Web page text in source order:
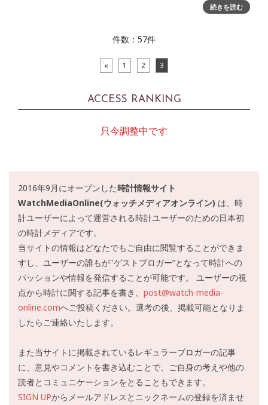
RW1212搭載の機械式時計「フリーランサー」に 大胆なグリ
続きを読む
件数：57件
« 1 2 3
ACCESS RANKING
只今調整中です
2016年9月にオープンした時計情報サイト
WatchMediaOnline(ウォッチメディアオンライン) は、時
計ユーザーによって運営される時計ユーザーのための日本初
の時計メディアです。
当サイトの情報はどなたでもご自由に閲覧することができま
すし、ユーザーの誰もが"ゲストブロガー”となって時計への
パッションや情報を発信することが可能です。 ユーザーの視
点から時計に関する記事を書き、 post@watch-media-
online.comへご投稿ください。選考の後、掲載可能となりま
したらご連絡いたします。
また当サイトに掲載されているレギュラーブロガーの記事
に、意見やコメントを書き込むことで、ご自身の考えや他の
読者とコミュニケーションをとることもできます。
SIGN UPからメールアドレスとニックネームの登録を済ませ